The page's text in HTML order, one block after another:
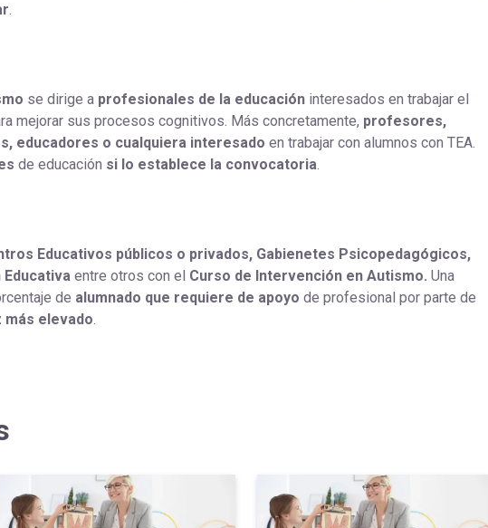
.
se dirige a profesionales de la educación interesados en trabajar el
mejorar sus procesos cognitivos. Más concretamente, profesores,
educadores o cualquiera interesado en trabajar con alumnos con TEA.
de educación si lo establece la convocatoria.
Educativos públicos o privados, Gabienetes Psicopedagógicos,
entre otros con el Curso de Intervención en Autismo. Una
de alumnado que requiere de apoyo de profesional por parte de
más elevado.